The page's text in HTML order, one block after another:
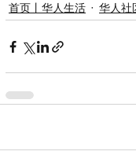
首页丨华人生活 华人社